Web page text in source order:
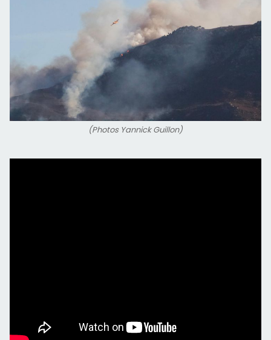
(Photos Yannick Guillon)